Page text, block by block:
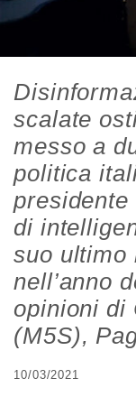
scalate
messo a
politica
di
suo ultimo
nell’anno
opinioni di
(M5S),
10/03/2021